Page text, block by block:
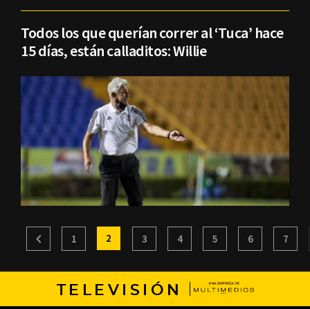
Todos los que querían correr al ‘Tuca’ hace
15 días, están calladitos: Willie
1 2 3 4 5 6 7
TELEVISIÓN